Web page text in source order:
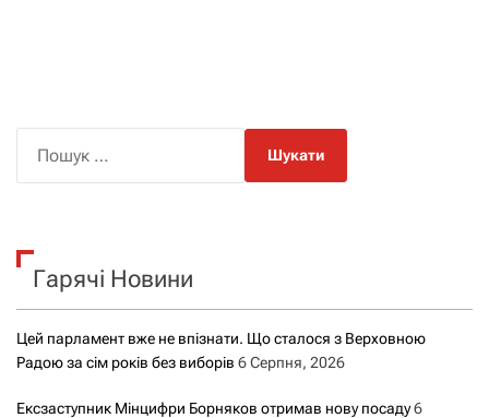
к
Гарячі Новини
Цей парламент вже не впізнати. Що сталося з Верховною
Радою за сім років без виборів 6 Серпня, 2026
Ексзаступник Мінцифри Борняков отримав нову посаду6